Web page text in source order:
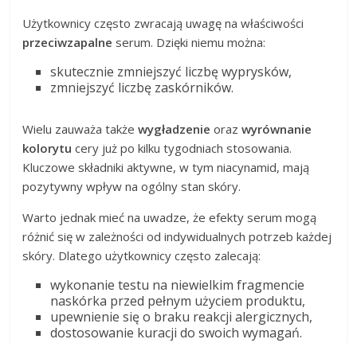
Użytkownicy często zwracają uwagę na właściwości
przeciwzapalne serum. Dzięki niemu można:
skutecznie zmniejszyć liczbę wyprysków,
zmniejszyć liczbę zaskórników.
Wielu zauważa takżewygładzenie orazwyrównanie
kolorytu cery już po kilku tygodniach stosowania.
Kluczowe składniki aktywne, w tym niacynamid, mają
pozytywny wpływ na ogólny stan skóry.
Warto jednak mieć na uwadze, że efekty serum mogą
różnić się w zależności od indywidualnych potrzeb każdej
skóry. Dlatego użytkownicy często zalecają:
wykonanie testu na niewielkim fragmencie
naskórka przed pełnym użyciem produktu,
upewnienie się o braku reakcji alergicznych,
dostosowanie kuracji do swoich wymagań.